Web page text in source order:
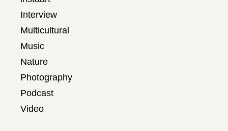
Interview
Multicultural
Music
Nature
Photography
Podcast
Video